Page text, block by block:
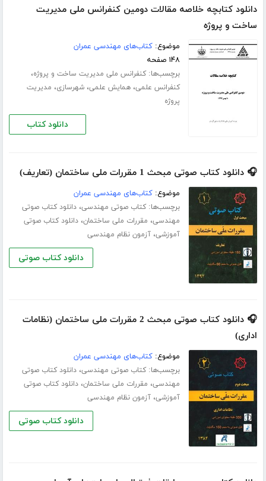
دانلود کتابچه خلاصه مقالات دومین کنفرانس ملی مدیریت
ساخت و پروژه
موضوع:کتاب‌های مهندسی عمران
۱۴۸ صفحه
برچسب‌ها:کنفرانس ملی مدیریت ساخت و پروژه،
کنفرانس علمی،همایش علمی،شهرسازی، مدیریت
پروژه
دانلود کتاب
🎧 دانلود کتاب صوتی مبحث 1 مقررات ملی ساختمان (تعاریف)
موضوع:کتاب‌های مهندسی عمران
برچسب‌ها:کتاب صوتی مهندسی،دانلود کتاب صوتی
مهندسی، مقررات ملی ساختمان،دانلود کتاب صوتی
آموزشی،آزمون نظام مهندسی
دانلود کتاب صوتی
🎧 دانلود کتاب صوتی مبحث 2 مقررات ملی ساختمان (نظامات
اداری)
موضوع:کتاب‌های مهندسی عمران
برچسب‌ها:کتاب صوتی مهندسی،دانلود کتاب صوتی
مهندسی، مقررات ملی ساختمان،دانلود کتاب صوتی
آموزشی،آزمون نظام مهندسی
دانلود کتاب صوتی